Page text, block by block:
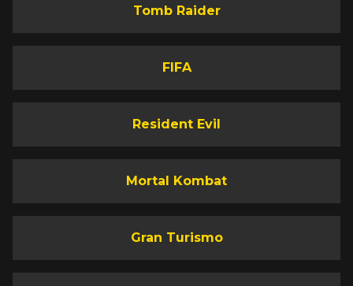
Tomb Raider
FIFA
Resident Evil
Mortal Kombat
Gran Turismo